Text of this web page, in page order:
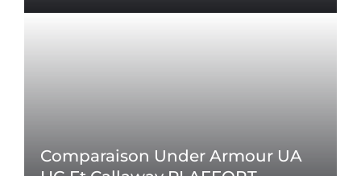
Comparaison Under Armour UA